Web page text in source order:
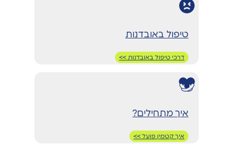
טיפול באובדנות
דרכי טיפול באובדנות >>
איך מתחילים?
איך קטמין פועל >>